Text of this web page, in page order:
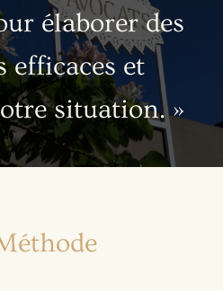
élaborer des
efficaces et
situation. »